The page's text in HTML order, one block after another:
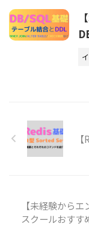
【未経験から
スクールおすす